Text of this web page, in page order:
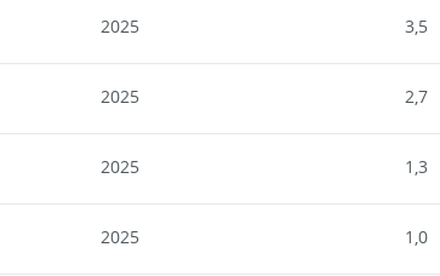
2025 3,5
2025 2,7
2025 1,3
2025 1,0